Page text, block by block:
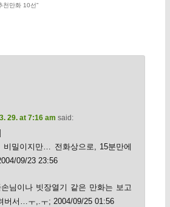
천만화 10선”
29. at 7:16 am said:
밀이지만… 전화상으로, 15분만에
09/23 23:56
님이나 빗장열기 같은 만화는 보고
버서…ㅜ,.ㅜ; 2004/09/25 01:56